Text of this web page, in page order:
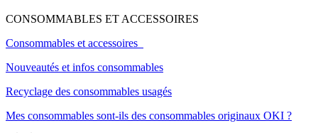
CONSOMMABLES ET ACCESSOIRES
Consommables et accessoires
Nouveautés et infos consommables
Recyclage des consommables usagés
Mes consommables sont-ils des consommables originaux OKI ?